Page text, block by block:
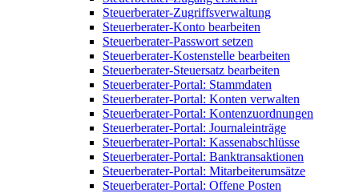
Steuerberater-Zugriffsverwaltung
Steuerberater-Konto bearbeiten
Steuerberater-Passwort setzen
Steuerberater-Kostenstelle bearbeiten
Steuerberater-Steuersatz bearbeiten
Steuerberater-Portal: Stammdaten
Steuerberater-Portal: Konten verwalten
Steuerberater-Portal: Kontenzuordnungen
Steuerberater-Portal: Journaleinträge
Steuerberater-Portal: Kassenabschlüsse
Steuerberater-Portal: Banktransaktionen
Steuerberater-Portal: Mitarbeiterumsätze
Steuerberater-Portal: Offene Posten